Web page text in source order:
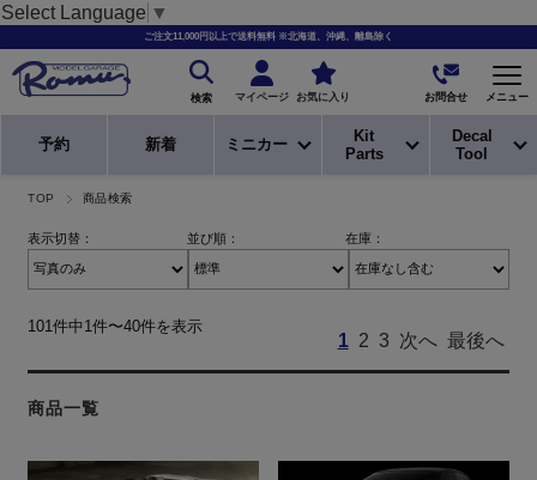
Select Language ▼
ご注文11,000円以上で送料無料 ※北海道、沖縄、離島除く
検索 マイページ お気に入り お問合せ メニュー
予約 新着 ミニカー
Kit
Parts
Decal
Tool
TOP 商品検索
表示切替： 並び順： 在庫：
101件中1件〜40件を表示
1 2 3 次へ 最後へ
商品一覧